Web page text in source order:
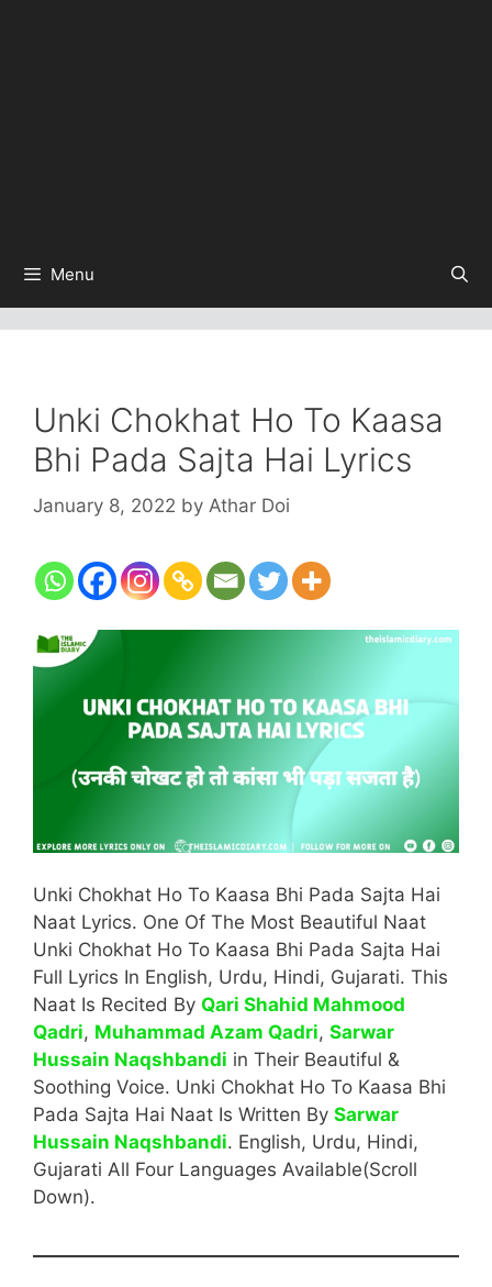
Menu
Unki Chokhat Ho To Kaasa
Bhi Pada Sajta Hai Lyrics
January 8, 2022 by Athar Doi
Unki Chokhat Ho To Kaasa Bhi Pada Sajta Hai
Naat Lyrics. One Of The Most Beautiful Naat
Unki Chokhat Ho To Kaasa Bhi Pada Sajta Hai
Full Lyrics In English, Urdu, Hindi, Gujarati. This
Naat Is Recited By Qari Shahid Mahmood
Qadri, Muhammad Azam Qadri, Sarwar
Hussain Naqshbandi in Their Beautiful &
Soothing Voice. Unki Chokhat Ho To Kaasa Bhi
Pada Sajta Hai Naat Is Written By Sarwar
Hussain Naqshbandi. English, Urdu, Hindi,
Gujarati All Four Languages Available(Scroll
Down).